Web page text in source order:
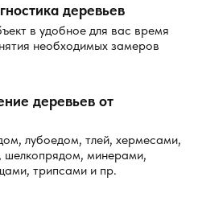
деревьев
в удобное для вас время
необходимых замеров
деревьев от
лубоедом, тлей, хермесами,
шелкопрядом, минерами,
трипсами и пр.